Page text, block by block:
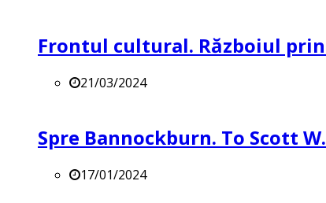
Frontul cultural. Războiul
21/03/2024
Spre Bannockburn. To Scott
17/01/2024